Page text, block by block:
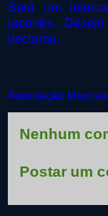
Será um
japonês.
declarou.
Associação
Nenhum
Postar um